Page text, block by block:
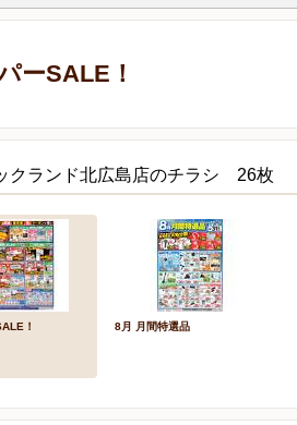
ーSALE！
クランド北広島店のチラシ 26枚
！ 8月 月間特選品